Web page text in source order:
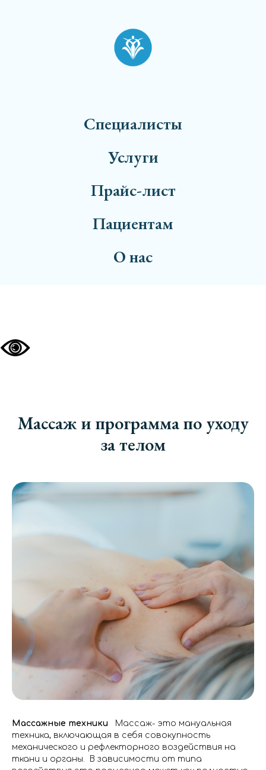
Специалисты
Услуги
Прайс-лист
Пациентам
О нас
Массаж и программа по уходу
за телом
Массажные техники Массаж- это мануальная
техника, включающая в себя совокупность
механического и рефлекторного воздействия на
ткани и органы. В зависимости от типа